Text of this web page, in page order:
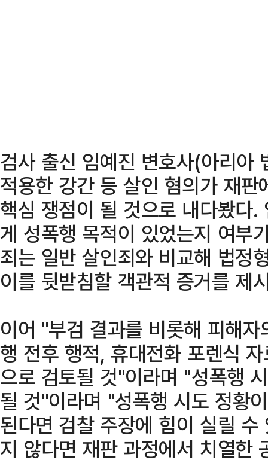
검사 출신 임예진 변호사(아리아
적용한 강간 등 살인 혐의가 재
핵심 쟁점이 될 것으로 내다봤다
게 성폭행 목적이 있었는지 여부
죄는 일반 살인죄와 비교해 법정
이를 뒷받침할 객관적 증거를 제
이어 "부검 결과를 비롯해 피해
행 전후 행적, 휴대전화 포렌식
으로 검토될 것"이라며 "성폭행
될 것"이라며 "성폭행 시도 정황
된다면 검찰 주장에 힘이 실릴
지 않다면 재판 과정에서 치열한